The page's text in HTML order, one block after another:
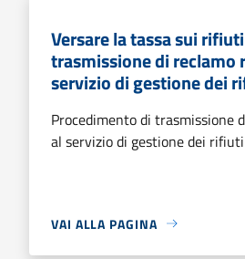
Versare la tassa sui
trasmissione di reclamo
servizio di gestione dei
Procedimento di trasmissione
al servizio di gestione dei
VAI ALLA PAGINA